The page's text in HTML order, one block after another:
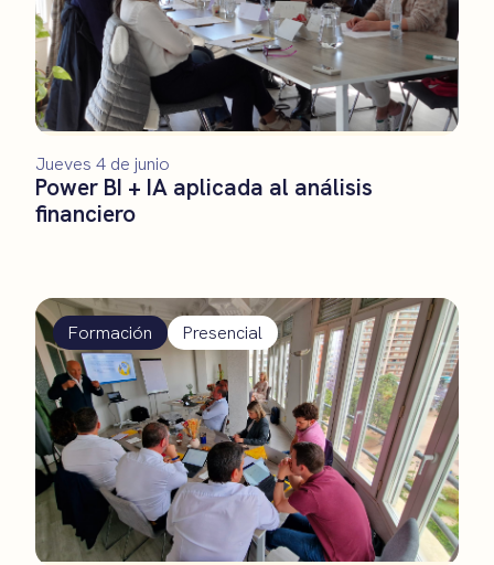
Power BI + IA aplicada al análisis
financiero
Jueves 4 de junio
Formación Presencial